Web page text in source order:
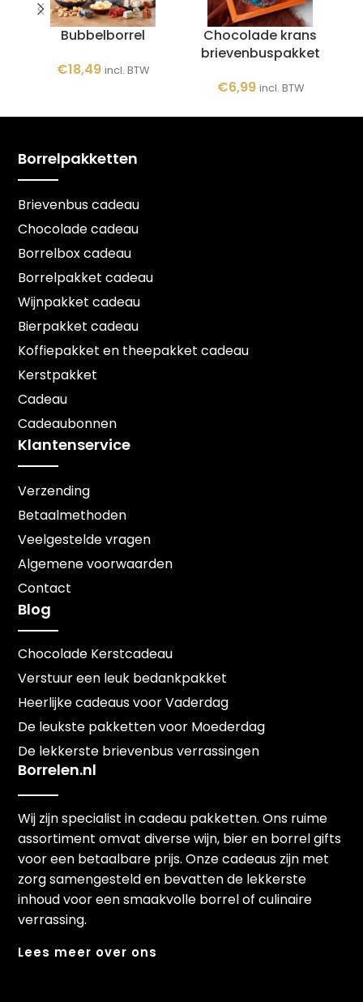
Bubbelborrel
€18,49 incl. BTW
Chocolade krans
brievenbuspakket
€6,99 incl. BTW
Borrelen.nl
Wij zijn specialist in cadeau pakketten. Ons ruime
assortiment omvat diverse wijn, bier en borrel gifts
voor een betaalbare prijs. Onze cadeaus zijn met
zorg samengesteld en bevatten de lekkerste
inhoud voor een smaakvolle borrel of culinaire
verrassing.
Lees meer over ons
Borrelpakketten
Brievenbus cadeau
Chocolade cadeau
Borrelbox cadeau
Borrelpakket cadeau
Wijnpakket cadeau
Bierpakket cadeau
Koffiepakket en theepakket cadeau
Kerstpakket
Cadeau
Cadeaubonnen
Klantenservice
Verzending
Betaalmethoden
Veelgestelde vragen
Algemene voorwaarden
Contact
Blog
Chocolade Kerstcadeau
Verstuur een leuk bedankpakket
Heerlijke cadeaus voor Vaderdag
De leukste pakketten voor Moederdag
De lekkerste brievenbus verrassingen